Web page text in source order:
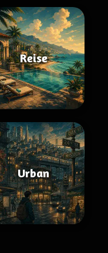
Reise
Urban